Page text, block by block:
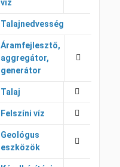
víz
Talajnedvesség
Áramfejlesztő,
aggregátor,
generátor
Talaj
Felszíni víz
Geológus
eszközök